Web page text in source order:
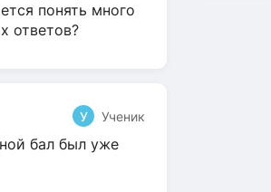
понять много
ответов?
У Ученик
бал был уже